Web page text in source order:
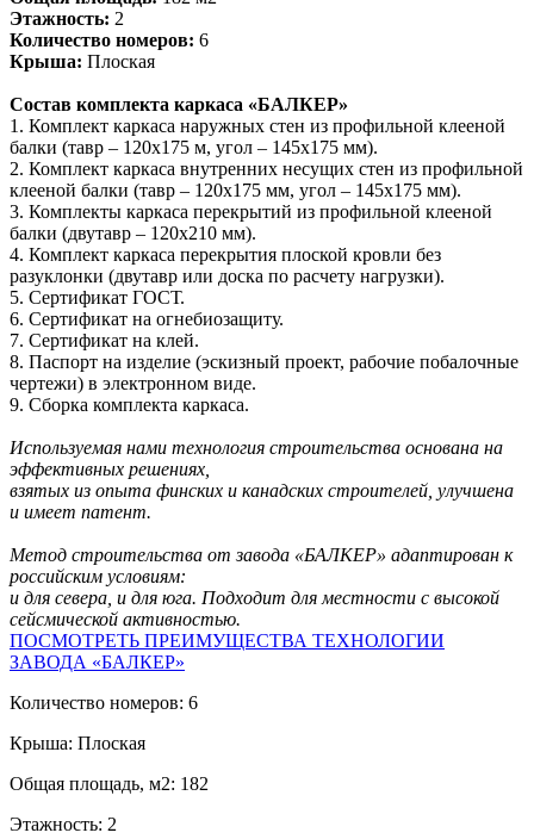
Этажность: 2
Количество номеров: 6
Крыша: Плоская
Состав комплекта каркаса «БАЛКЕР»
1. Комплект каркаса наружных стен из профильной клееной
балки (тавр – 120х175 м, угол – 145х175 мм).
2. Комплект каркаса внутренних несущих стен из профильной
клееной балки (тавр – 120х175 мм, угол – 145х175 мм).
3. Комплекты каркаса перекрытий из профильной клееной
балки (двутавр – 120х210 мм).
4. Комплект каркаса перекрытия плоской кровли без
разуклонки (двутавр или доска по расчету нагрузки).
5. Сертификат ГОСТ.
6. Сертификат на огнебиозащиту.
7. Сертификат на клей.
8. Паспорт на изделие (эскизный проект, рабочие побалочные
чертежи) в электронном виде.
9. Сборка комплекта каркаса.
Используемая нами технология строительства основана на
эффективных решениях,
взятых из опыта финских и канадских строителей, улучшена
и имеет патент.
Метод строительства от завода «БАЛКЕР» адаптирован к
российским условиям:
и для севера, и для юга. Подходит для местности с высокой
сейсмической активностью.
ПОСМОТРЕТЬ ПРЕИМУЩЕСТВА ТЕХНОЛОГИИ
ЗАВОДА «БАЛКЕР»
Количество номеров: 6
Крыша: Плоская
Общая площадь, м2: 182
Этажность: 2